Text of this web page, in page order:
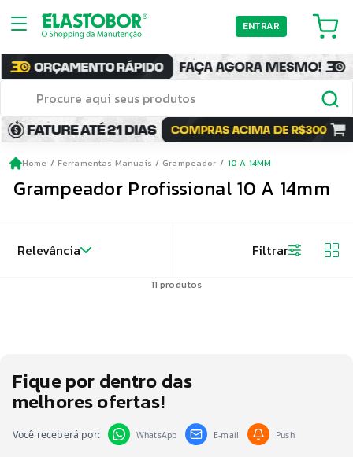
ENTRAR
Home Ferramentas Manuais Grampeador 10 A 14MM
Grampeador Profissional 10 A 14mm
Relevância Filtrar
11 produtos
Fique por dentro das
melhores ofertas!
Você receberá por: WhatsApp E-mail Push